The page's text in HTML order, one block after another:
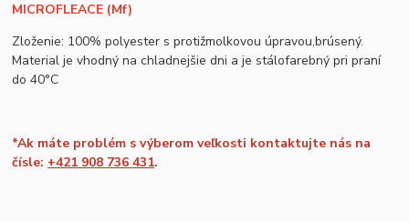
MICROFLEACE (Mf)
Zloženie: 100% polyester s protižmolkovou úpravou,brúsený.
Material je vhodný na chladnejšie dni a je stálofarebný pri praní
do 40°C
*Ak máte problém s výberom veľkosti kontaktujte nás na
čísle: +421 908 736 431.